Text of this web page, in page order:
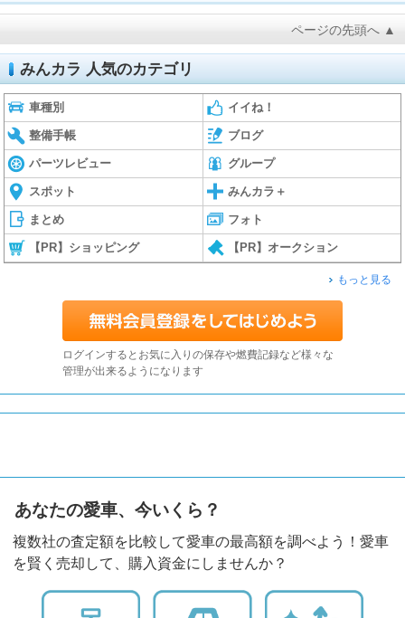
ページの先頭へ ▲
みんカラ 人気のカテゴリ
車種別 イイね！
整備手帳 ブログ
パーツレビュー グループ
スポット みんカラ＋
まとめ フォト
【PR】ショッピング 【PR】オークション
もっと見る
ログインするとお気に入りの保存や燃費記録など様々な
管理が出来るようになります
あなたの愛車、今いくら？
複数社の査定額を比較して愛車の最高額を調べよう！愛車
を賢く売却して、購入資金にしませんか？